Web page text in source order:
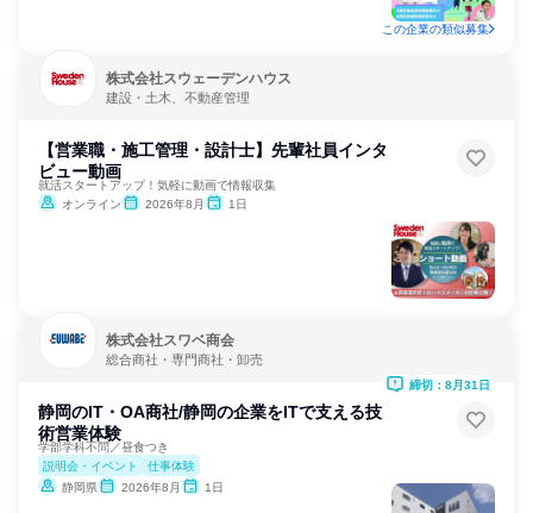
この企業の類似募集
株式会社スウェーデンハウス
建設・土木、不動産管理
【営業職・施工管理・設計士】先輩社員インタ
ビュー動画
就活スタートアップ！気軽に動画で情報収集
オンライン
2026年8月 1日
株式会社スワベ商会
総合商社・専門商社・卸売
静岡のIT・OA商社/静岡の企業をITで支える技
術営業体験
学部学科不問／昼食つき
説明会・イベント
仕事体験
静岡県
2026年8月 1日
締切：8月31日